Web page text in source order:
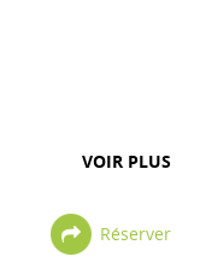
VOIR PLUS
Réserver